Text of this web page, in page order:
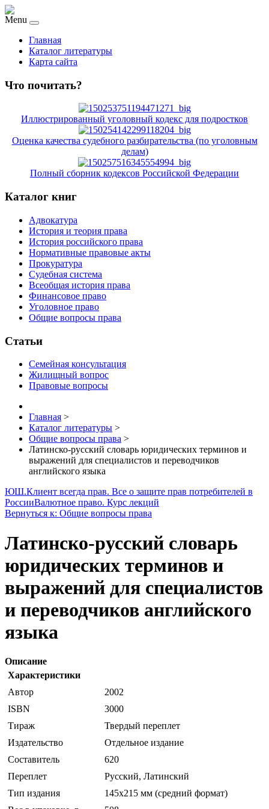
Menu
Главная
Каталог литературы
Карта сайта
Что почитать?
Иллюстрированный уголовный кодекс для подростков
Оценка качества судебного разбирательства (по уголовным
делам)
Полный сборник кодексов Российской Федерации
Каталог книг
Адвокатура
История и теория права
История российского права
Нормативные правовые акты
Прокуратура
Судебная система
Всеобщая история права
Финансовое право
Уголовное право
Общие вопросы права
Статьи
Семейная консультация
Жилищный вопрос
Правовые вопросы
Главная >
Каталог литературы >
Общие вопросы права >
Латинско-русский словарь юридических терминов и
выражений для специалистов и переводчиков
английского языка
ЮШ.Клиент всегда прав. Все о защите прав потребителей в
РоссииВалютное право. Курс лекций
Вернуться к: Общие вопросы права
Латинско-русский словарь
юридических терминов и
выражений для специалистов
и переводчиков английского
языка
Описание
Характеристики
Автор
2002
ISBN
3000
Тираж
Твердый переплет
Издательство
Отдельное издание
Составитель
620
Переплет
Русский, Латинский
Тип издания
145х215 мм (средний формат)